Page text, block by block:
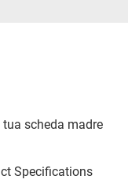
scheda madre
Specifications